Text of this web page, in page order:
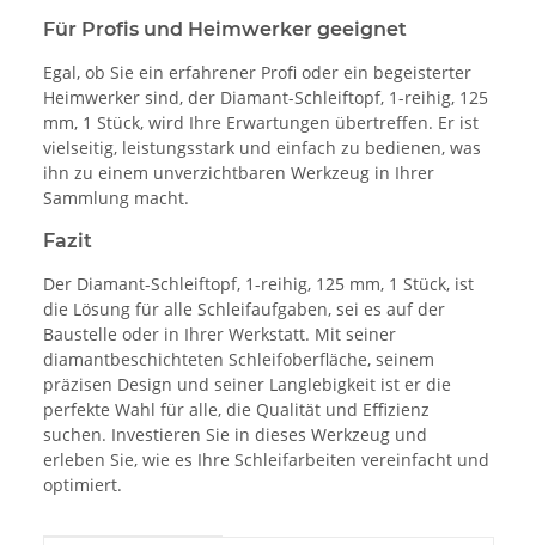
Für Profis und Heimwerker geeignet
Egal, ob Sie ein erfahrener Profi oder ein begeisterter
Heimwerker sind, der Diamant-Schleiftopf, 1-reihig, 125
mm, 1 Stück, wird Ihre Erwartungen übertreffen. Er ist
vielseitig, leistungsstark und einfach zu bedienen, was
ihn zu einem unverzichtbaren Werkzeug in Ihrer
Sammlung macht.
Fazit
Der Diamant-Schleiftopf, 1-reihig, 125 mm, 1 Stück, ist
die Lösung für alle Schleifaufgaben, sei es auf der
Baustelle oder in Ihrer Werkstatt. Mit seiner
diamantbeschichteten Schleifoberfläche, seinem
präzisen Design und seiner Langlebigkeit ist er die
perfekte Wahl für alle, die Qualität und Effizienz
suchen. Investieren Sie in dieses Werkzeug und
erleben Sie, wie es Ihre Schleifarbeiten vereinfacht und
optimiert.